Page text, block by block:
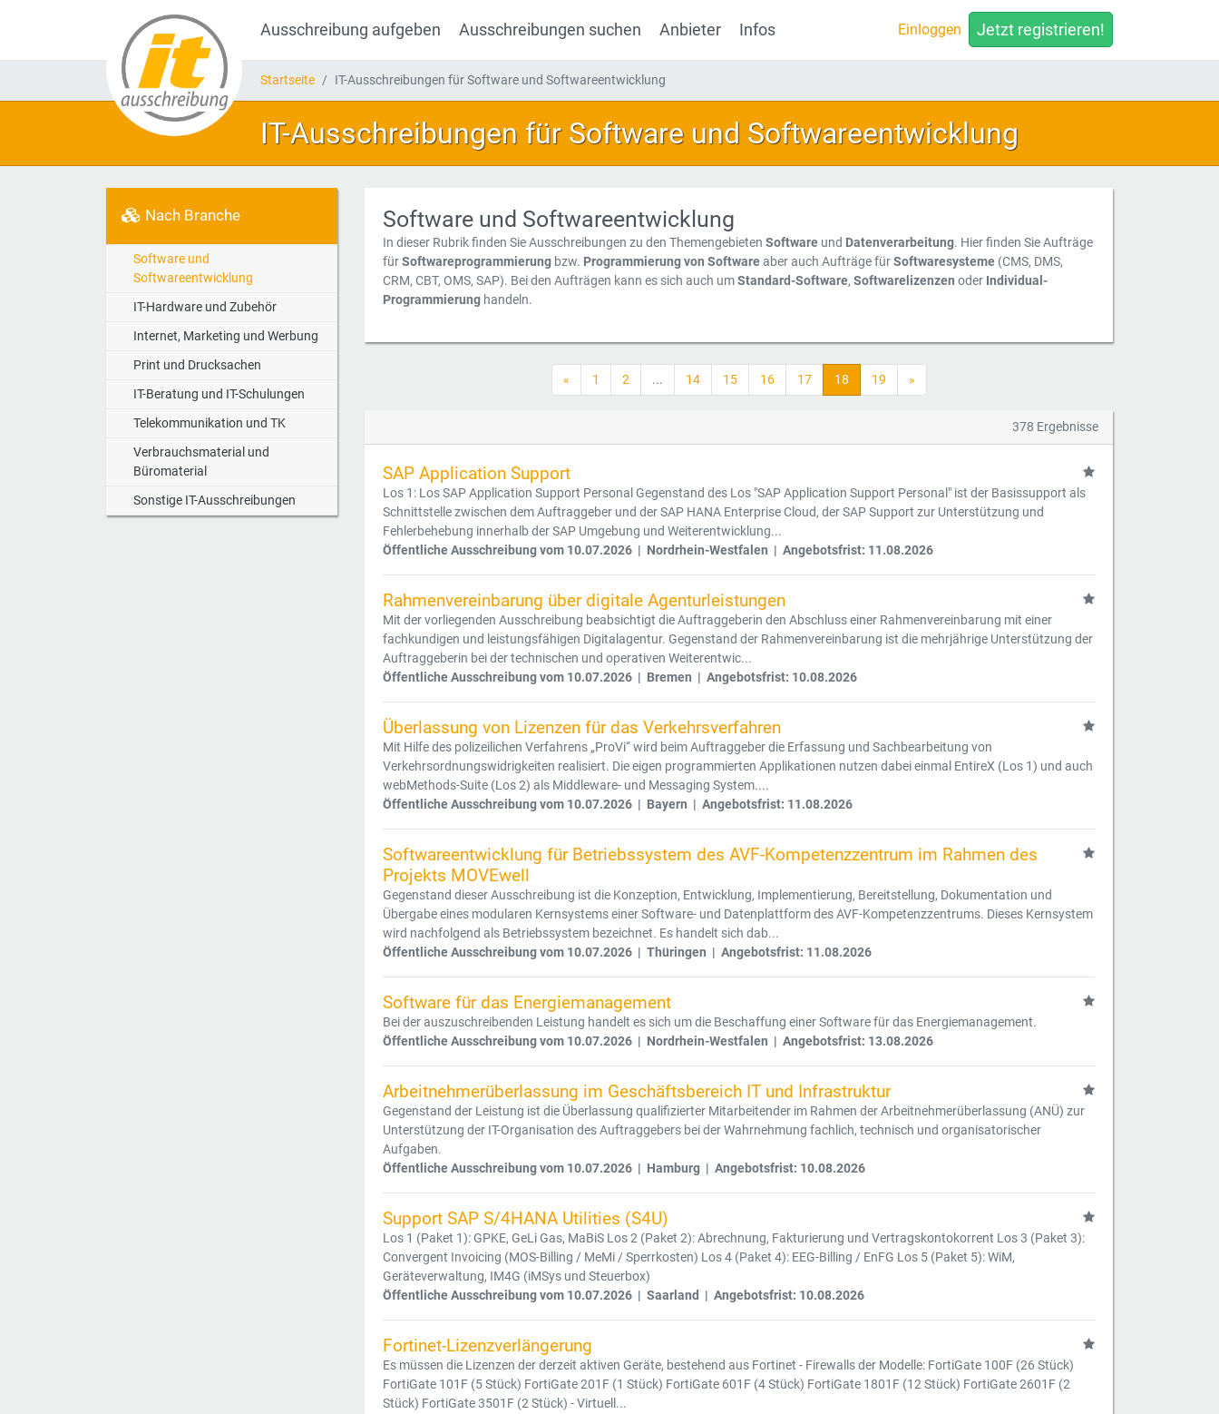
Ausschreibung aufgeben Ausschreibungen suchen Anbieter Infos Einloggen Jetzt registrieren!
Startseite IT-Ausschreibungen für Software und Softwareentwicklung
IT-Ausschreibungen für Software und Softwareentwicklung
Nach Branche
Software und
Softwareentwicklung
IT-Hardware und Zubehör
Internet, Marketing und Werbung
Print und Drucksachen
IT-Beratung und IT-Schulungen
Telekommunikation und TK
Verbrauchsmaterial und
Büromaterial
Sonstige IT-Ausschreibungen
Software und Softwareentwicklung
In dieser Rubrik finden Sie Ausschreibungen zu den Themengebieten Software und Datenverarbeitung. Hier finden Sie Aufträge
fürSoftwareprogrammierung bzw. Programmierung von Softwareaber auch Aufträge fürSoftwaresysteme (CMS, DMS,
CRM, CBT, OMS, SAP). Bei den Aufträgen kann es sich auch umStandard-Software, Softwarelizenzen oder Individual-
Programmierung handeln.
« 1 2 ... 14 15 16 17 18 19 »
378 Ergebnisse
SAP Application Support
Los 1: Los SAP Application Support Personal Gegenstand des Los "SAP Application Support Personal" ist der Basissupport als
Schnittstelle zwischen dem Auftraggeber und der SAP HANA Enterprise Cloud, der SAP Support zur Unterstützung und
Fehlerbehebung innerhalb der SAP Umgebung und Weiterentwicklung...
Öffentliche Ausschreibung vom 10.07.2026 | Nordrhein-Westfalen | Angebotsfrist: 11.08.2026
Rahmenvereinbarung über digitale Agenturleistungen
Mit der vorliegenden Ausschreibung beabsichtigt die Auftraggeberin den Abschluss einer Rahmenvereinbarung mit einer
fachkundigen und leistungsfähigen Digitalagentur. Gegenstand der Rahmenvereinbarung ist die mehrjährige Unterstützung der
Auftraggeberin bei der technischen und operativen Weiterentwic...
Öffentliche Ausschreibung vom 10.07.2026 | Bremen | Angebotsfrist: 10.08.2026
Überlassung von Lizenzen für das Verkehrsverfahren
Mit Hilfe des polizeilichen Verfahrens „ProVi“ wird beim Auftraggeber die Erfassung und Sachbearbeitung von
Verkehrsordnungswidrigkeiten realisiert. Die eigen programmierten Applikationen nutzen dabei einmal EntireX (Los 1) und auch
webMethods-Suite (Los 2) als Middleware- und Messaging System....
Öffentliche Ausschreibung vom 10.07.2026 | Bayern | Angebotsfrist: 11.08.2026
Softwareentwicklung für Betriebssystem des AVF-Kompetenzzentrum im Rahmen des
Projekts MOVEwell
Gegenstand dieser Ausschreibung ist die Konzeption, Entwicklung, Implementierung, Bereitstellung, Dokumentation und
Übergabe eines modularen Kernsystems einer Software- und Datenplattform des AVF-Kompetenzzentrums. Dieses Kernsystem
wird nachfolgend als Betriebssystem bezeichnet. Es handelt sich dab...
Öffentliche Ausschreibung vom 10.07.2026 | Thüringen | Angebotsfrist: 11.08.2026
Software für das Energiemanagement
Bei der auszuschreibenden Leistung handelt es sich um die Beschaffung einer Software für das Energiemanagement.
Öffentliche Ausschreibung vom 10.07.2026 | Nordrhein-Westfalen | Angebotsfrist: 13.08.2026
Arbeitnehmerüberlassung im Geschäftsbereich IT und Infrastruktur
Gegenstand der Leistung ist die Überlassung qualifizierter Mitarbeitender im Rahmen der Arbeitnehmerüberlassung (ANÜ) zur
Unterstützung der IT-Organisation des Auftraggebers bei der Wahrnehmung fachlich, technisch und organisatorischer
Aufgaben.
Öffentliche Ausschreibung vom 10.07.2026 | Hamburg | Angebotsfrist: 10.08.2026
Support SAP S/4HANA Utilities (S4U)
Los 1 (Paket 1): GPKE, GeLi Gas, MaBiS Los 2 (Paket 2): Abrechnung, Fakturierung und Vertragskontokorrent Los 3 (Paket 3):
Convergent Invoicing (MOS-Billing / MeMi / Sperrkosten) Los 4 (Paket 4): EEG-Billing / EnFG Los 5 (Paket 5): WiM,
Geräteverwaltung, IM4G (iMSys und Steuerbox)
Öffentliche Ausschreibung vom 10.07.2026 | Saarland | Angebotsfrist: 10.08.2026
Fortinet-Lizenzverlängerung
Es müssen die Lizenzen der derzeit aktiven Geräte, bestehend aus Fortinet - Firewalls der Modelle: FortiGate 100F (26 Stück)
FortiGate 101F (5 Stück) FortiGate 201F (1 Stück) FortiGate 601F (4 Stück) FortiGate 1801F (12 Stück) FortiGate 2601F (2
Stück) FortiGate 3501F (2 Stück) - Virtuell...